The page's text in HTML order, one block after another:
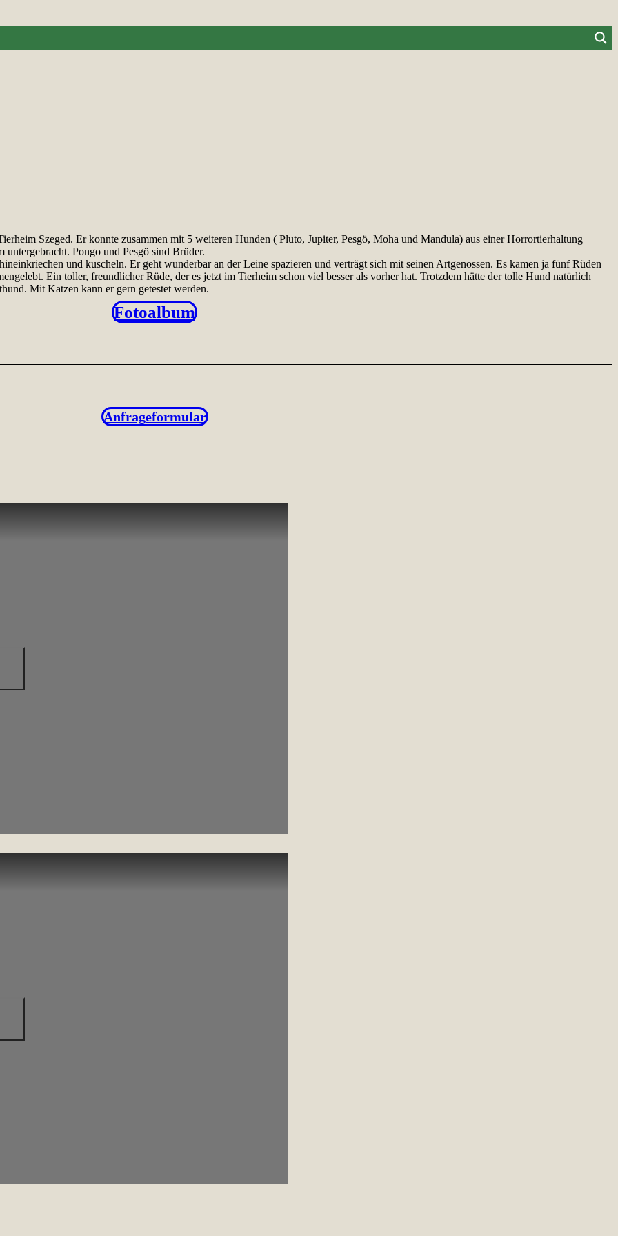
Szeged. Er konnte zusammen mit 5 weiteren Hunden ( Pluto, Jupiter, Pesgö, Moha und Mandula) aus einer Horrortierhaltung
Pongo und Pesgö sind Brüder.
und kuscheln. Er geht wunderbar an der Leine spazieren und verträgt sich mit seinen Artgenossen. Es kamen ja fünf Rüden
Ein toller, freundlicher Rüde, der es jetzt im Tierheim schon viel besser als vorher hat. Trotzdem hätte der tolle Hund natürlich
Mit Katzen kann er gern getestet werden.
Fotoalbum
Anfrageformular